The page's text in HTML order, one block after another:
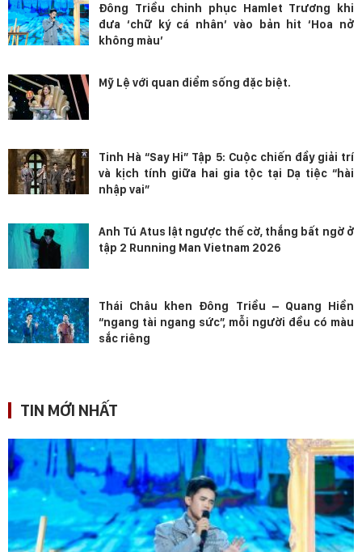
Đông Triều chinh phục Hamlet Trương khi
đưa ‘chữ ký cá nhân’ vào bản hit ‘Hoa nở
không màu’
Mỹ Lệ với quan điểm sống đặc biệt.
Tinh Hà “Say Hi” Tập 5: Cuộc chiến đầy giải trí
và kịch tính giữa hai gia tộc tại Dạ tiệc “hài
nhập vai”
Anh Tú Atus lật ngược thế cờ, thắng bất ngờ ở
tập 2 Running Man Vietnam 2026
Thái Châu khen Đông Triều – Quang Hiền
“ngang tài ngang sức”, mỗi người đều có màu
sắc riêng
TIN MỚI NHẤT